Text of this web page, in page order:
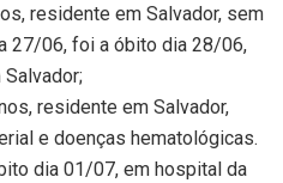
residente em Salvador, sem
27/06, foi a óbito dia 28/06,
residente em Salvador,
e doenças hematológicas.
dia 01/07, em hospital da